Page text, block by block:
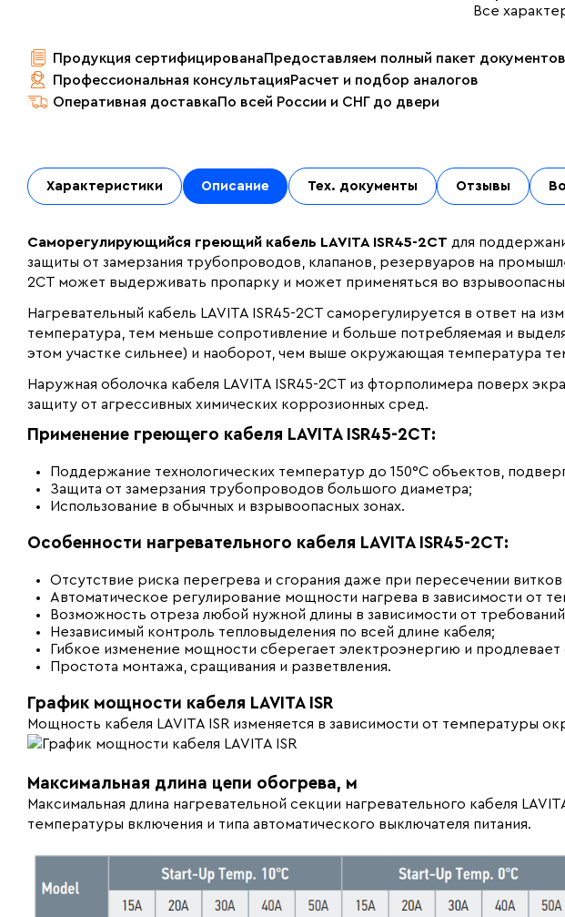
Все
Продукция сертифицированаПредоставляем полный пакет документов
Профессиональная консультацияРасчет и подбор аналогов
Оперативная доставкаПо всей России и СНГ до двери
Характеристики Описание Тех. документы Отзывы
Саморегулирующийся греющий кабель LAVITA ISR45-2CT для
защиты от замерзания трубопроводов, клапанов, резервуаров на
2CT может выдерживать пропарку и может применяться во
Нагревательный кабель LAVITA ISR45-2CT саморегулируется в ответ на
температура, тем меньше сопротивление и больше потребляемая и
этом участке сильнее) и наоборот, чем выше окружающая температура
Наружная оболочка кабеля LAVITA ISR45-2CT из фторполимера поверх
защиту от агрессивных химических коррозионных сред.
Применение греющего кабеля LAVITA ISR45-2CT:
Поддержание технологических температур до 150°С объектов,
Защита от замерзания трубопроводов большого диаметра;
Использование в обычных и взрывоопасных зонах.
Особенности нагревательного кабеля LAVITA ISR45-2CT:
Отсутствие риска перегрева и сгорания даже при пересечении витков
Автоматическое регулирование мощности нагрева в зависимости от
Возможность отреза любой нужной длины в зависимости от
Независимый контроль тепловыделения по всей длине кабеля;
Гибкое изменение мощности сберегает электроэнергию и
Простота монтажа, сращивания и разветвления.
График мощности кабеля LAVITA ISR
Мощность кабеля LAVITA ISR изменяется в зависимости от температуры
Максимальная длина цепи обогрева, м
Максимальная длина нагревательной секции нагревательного кабеля
температуры включения и типа автоматического выключателя питания.